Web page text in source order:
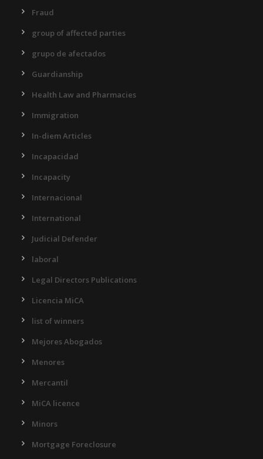
Fraud
group of affected parties
grupo de afectados
Guardianship
Health Law and Pharmacies
Immigration
In-diem Articles
Incapacidad
Incapacity
Internacional
International
Judicial Defender
laboral
Legal Directors Publications
Licencia MiCA
list of winners
Mejores Abogados
Menores
Mercantil
MiCA licence
Minors
Mortgage Foreclosure